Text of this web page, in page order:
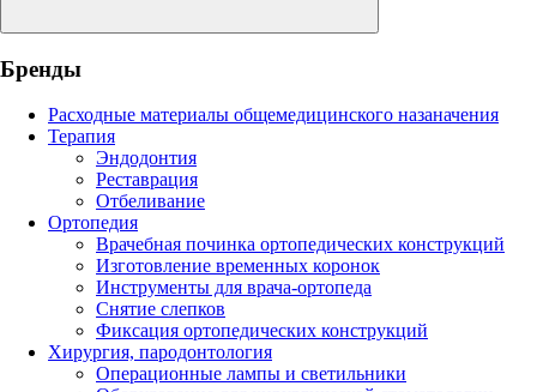
Бренды
Расходные материалы общемедицинского назаначения
Терапия
Эндодонтия
Реставрация
Отбеливание
Ортопедия
Врачебная починка ортопедических конструкций
Изготовление временных коронок
Инструменты для врача-ортопеда
Снятие слепков
Фиксация ортопедических конструкций
Хирургия, пародонтология
Операционные лампы и светильники